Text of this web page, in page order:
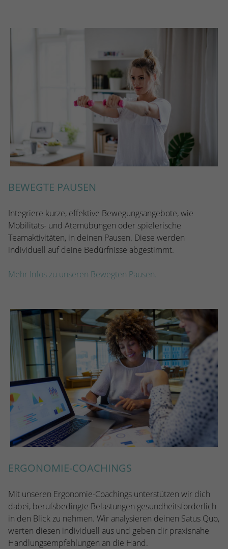
BEWEGTE PAUSEN
Integriere kurze, effektive Bewegungsangebote, wie
Mobilitäts- und Atemübungen oder spielerische
Teamaktivitäten, in deinen Pausen. Diese werden
individuell auf deine Bedürfnisse abgestimmt.
Mehr Infos zu unseren Bewegten Pausen.
ERGONOMIE-COACHINGS
Mit unseren Ergonomie-Coachings unterstützen wir dich
dabei, berufsbedingte Belastungen gesundheitsförderlich
in den Blick zu nehmen. Wir analysieren deinen Satus Quo,
werten diesen individuell aus und geben dir praxisnahe
Handlungsempfehlungen an die Hand.
_dc_gtm_UA-53600496-1
Google Analytics
1 Minute
Zweck
Dieser Cookie identifiziert die Besucher
nach Alter, Geschlecht oder Interessen
und nutzt dazu den DoubleClick des
Google Tag Manager, um die gezielte
Anzeigenplatzierung zu vereinfachen.